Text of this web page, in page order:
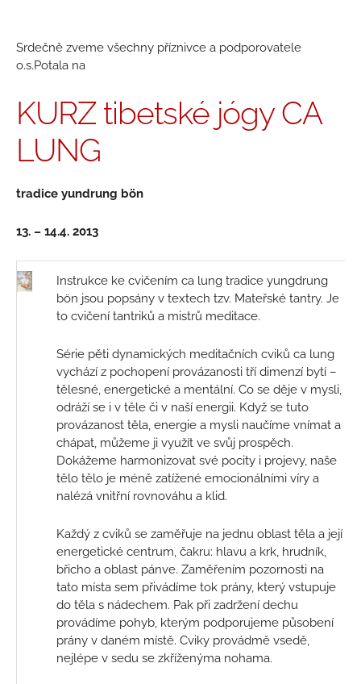
Srdečně zveme všechny příznivce a podporovatele
o.s.Potala na
KURZ tibetské jógy CA
LUNG
tradice yundrung bön
13. – 14.4. 2013
Instrukce ke cvičením ca lung tradice yungdrung
bön jsou popsány v textech tzv. Mateřské tantry. Je
to cvičení tantriků a mistrů meditace.
Série pěti dynamických meditačních cviků ca lung
vychází z pochopení provázanosti tří dimenzí bytí –
tělesné, energetické a mentální. Co se děje v mysli,
odráží se i v těle či v naší energii. Když se tuto
provázanost těla, energie a mysli naučíme vnímat a
chápat, můžeme ji využít ve svůj prospěch.
Dokážeme harmonizovat své pocity i projevy, naše
tělo tělo je méně zatížené emocionálními víry a
nalézá vnitřní rovnováhu a klid.
Každý z cviků se zaměřuje na jednu oblast těla a její
energetické centrum, čakru: hlavu a krk, hrudník,
břicho a oblast pánve. Zaměřením pozornosti na
tato místa sem přivádíme tok prány, který vstupuje
do těla s nádechem. Pak při zadržení dechu
provádíme pohyb, kterým podporujeme působení
prány v daném místě. Cviky provádmě vsedě,
nejlépe v sedu se zkříženýma nohama.